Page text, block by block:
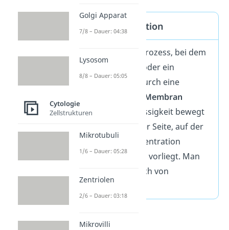
Osmose Definition
ist ein Prozess, bei dem
eine Flüssigkeit oder ein
Lösungsmittel durch eine
semipermeable Membran
wandert. Die Flüssigkeit bewegt
sich immer zu der Seite, auf der
die höhere Konzentration
gelöster Teilchen vorliegt. Man
spricht dabei auch von
osmotisch.
Golgi Apparat
7/8 – Dauer: 04:38
Lysosom
8/8 – Dauer: 05:05
Cytologie
Zellstrukturen
Mikrotubuli
1/6 – Dauer: 05:28
Zentriolen
2/6 – Dauer: 03:18
Mikrovilli